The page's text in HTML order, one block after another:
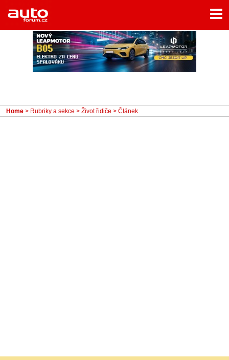
Home
Rubriky
- Testy aut
- Jízdní dojmy a další testy
- Představení
Home > Rubriky a sekce > Život řidiče > Článek